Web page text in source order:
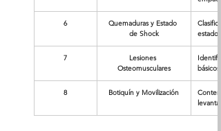
6
Quemaduras y Estado
de Shock
estado
7
Lesiones
Osteomusculares
básicos.
8 Botiquín y Movilización